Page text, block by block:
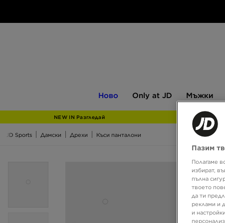
Ново
JD
Only at JD Мъжки
NEW IN Разгледай
JD Sports Дамски Дрехи Къси панталони
Пазим
Полагаме
избират,
пълна
твоето
да ти
реклами и
и